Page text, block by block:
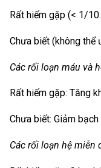
Rất hiếm gặp (< 1/
Chưa biết (không
Các rối loạn máu và
Rất hiếm gặp: Tăng
Chưa biết: Giảm
Các rối loạn hệ miễn